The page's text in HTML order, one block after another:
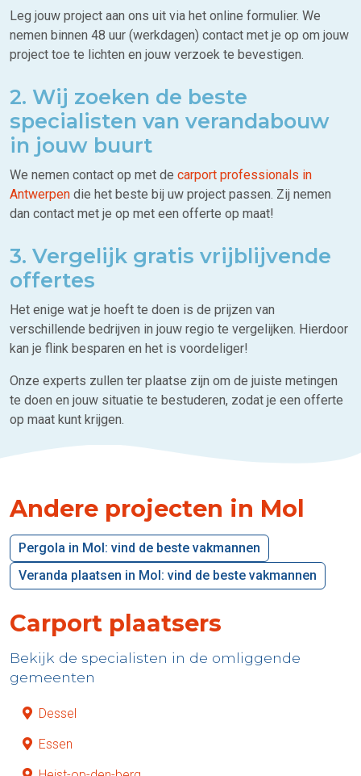
Leg jouw project aan ons uit via het online formulier. We
nemen binnen 48 uur (werkdagen) contact met je op om jouw
project toe te lichten en jouw verzoek te bevestigen.
2. Wij zoeken de beste
specialisten van verandabouw
in jouw buurt
We nemen contact op met de carport professionals in
Antwerpen die het beste bij uw project passen. Zij nemen
dan contact met je op met een offerte op maat!
3. Vergelijk gratis vrijblijvende
offertes
Het enige wat je hoeft te doen is de prijzen van
verschillende bedrijven in jouw regio te vergelijken. Hierdoor
kan je flink besparen en het is voordeliger!
Onze experts zullen ter plaatse zijn om de juiste metingen
te doen en jouw situatie te bestuderen, zodat je een offerte
op maat kunt krijgen.
Andere projecten in Mol
Pergola in Mol: vind de beste vakmannen
Veranda plaatsen in Mol: vind de beste vakmannen
Carport plaatsers
Bekijk de specialisten in de omliggende
gemeenten
Dessel
Essen